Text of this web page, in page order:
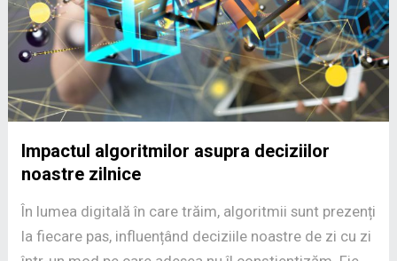
Impactul algoritmilor asupra deciziilor
noastre zilnice
În lumea digitală în care trăim, algoritmii sunt prezenți
la fiecare pas, influențând deciziile noastre de zi cu zi